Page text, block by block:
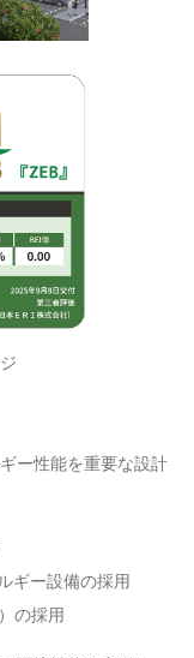
メージ
ー性能を重要な設計
ギー設備の採用
の採用